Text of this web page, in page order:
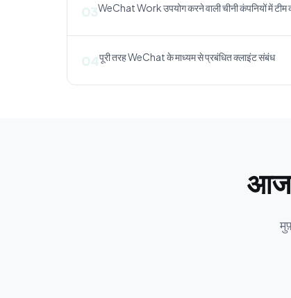
03WeChat Work उपयोग करने वाली चीनी कंपनियों में टीम
04पूरी तरह WeChat के माध्यम से प्रबंधित क्लाइंट संबंध
आज